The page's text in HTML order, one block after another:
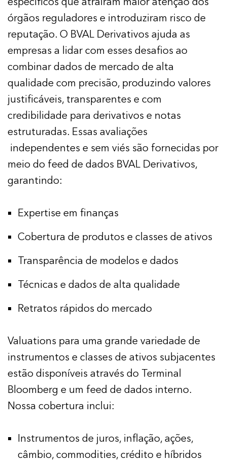
órgãos reguladores e introduziram risco de
reputação. O BVAL Derivativos ajuda as
empresas a lidar com esses desafios ao
combinar dados de mercado de alta
qualidade com precisão, produzindo valores
justificáveis, transparentes e com
credibilidade para derivativos e notas
estruturadas. Essas avaliações
independentes e sem viés são fornecidas por
meio do feed de dados BVAL Derivativos,
garantindo:
Expertise em finanças
Cobertura de produtos e classes de ativos
Transparência de modelos e dados
Técnicas e dados de alta qualidade
Retratos rápidos do mercado
Valuations para uma grande variedade de
instrumentos e classes de ativos subjacentes
estão disponíveis através do Terminal
Bloomberg e um feed de dados interno.
Nossa cobertura inclui:
Instrumentos de juros, inflação, ações,
câmbio, commodities, crédito e híbridos